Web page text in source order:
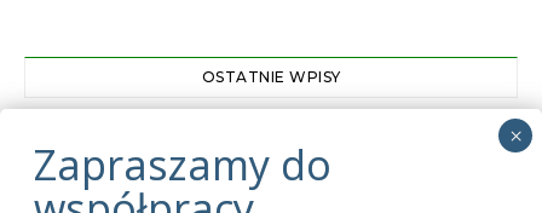
OSTATNIE WPISY
Zapraszamy do współpracy 01.03.2024